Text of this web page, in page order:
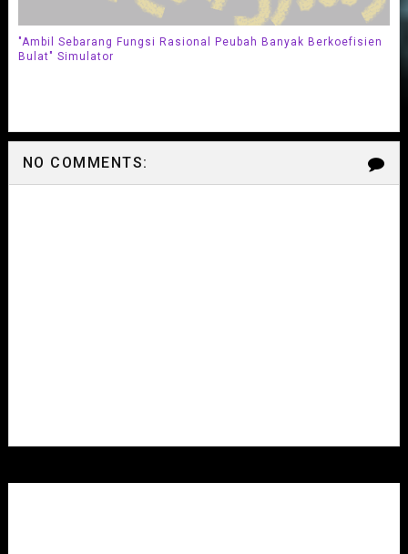
"Ambil Sebarang Fungsi Rasional Peubah Banyak Berkoefisien
Bulat" Simulator
NO COMMENTS: